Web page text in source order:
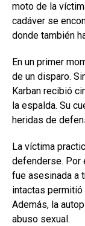
moto de la
cadáver se
donde también
En un primer
de un disparo.
Karban recibió
la espalda. Su
heridas de
La víctima
defenderse. Por
fue asesinada a
intactas
Además, la
abuso sexual.